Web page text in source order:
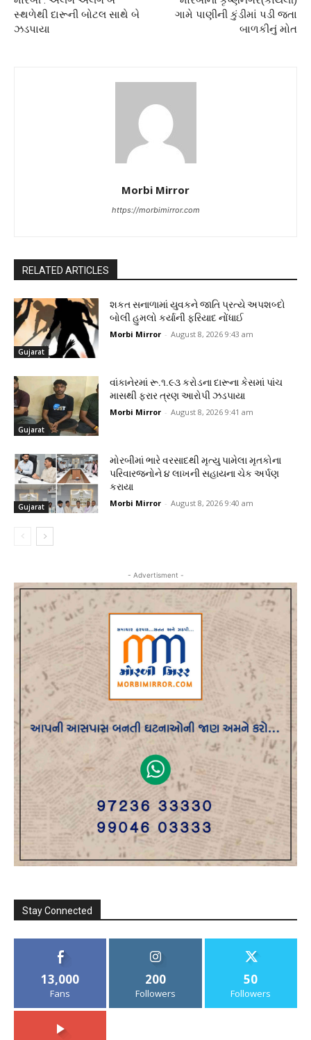
સ્થળેથી દારૂની બોટલ સાથે બે
ઝડપાયા
ગામે પાણીની કુંડીમાં પડી જતા
બાળકીનું મોત
Morbi Mirror
https://morbimirror.com
RELATED ARTICLES
Gujarat
શકત સનાળામાં યુવકને જાતિ પ્રત્યે અપશબ્દો
બોલી હુમલો કર્યાની ફરિયાદ નોંધાઈ
Morbi Mirror - August 8, 2026 9:43 am
Gujarat
વાંકાનેરમાં રૂ.૧.૯૩ કરોડના દારૂના કેસમાં પાંચ
માસથી ફરાર ત્રણ આરોપી ઝડપાયા
Morbi Mirror - August 8, 2026 9:41 am
Gujarat
મોરબીમાં ભારે વરસાદથી મૃત્યુ પામેલા મૃતકોના
પરિવારજનોને ૪ લાખની સહાયના ચેક અર્પણ
કરાયા
Morbi Mirror - August 8, 2026 9:40 am
- Advertisment -
Stay Connected
13,000
Fans
200
Followers
50
Followers